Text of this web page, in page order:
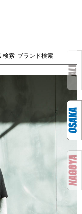
検索 ブランド検索